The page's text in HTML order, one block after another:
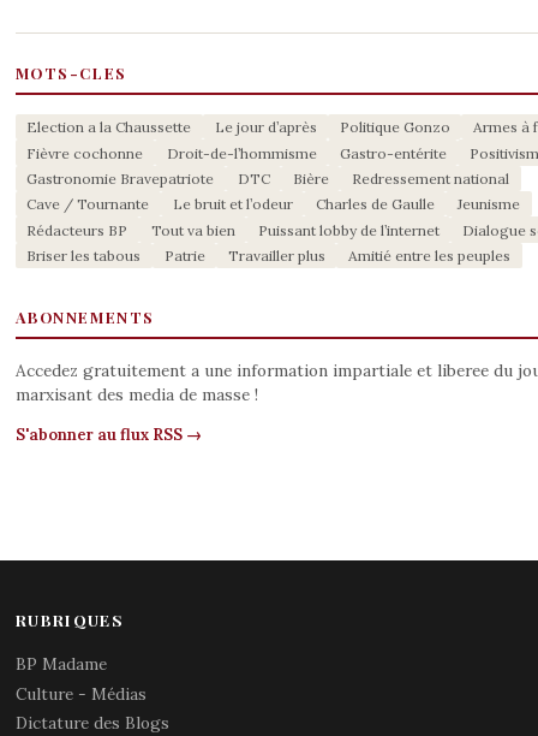
MOTS-CLES
Election a la Chaussette Le jour d’après Politique Gonzo
Armes à
Fièvre cochonne
Droit-de-l’hommisme Gastro-entérite
Gastronomie Bravepatriote
DTC Bière
Redressement national
Cave / Tournante
Le bruit et l’odeur Charles de Gaulle
Jeunisme
Rédacteurs BP
Tout va bien Puissant lobby de l’internet
Dialogue
Briser les tabous
Patrie Travailler plus Amitié entre les peuples
ABONNEMENTS
Accedez gratuitement a une information impartiale et liberee du
marxisant des media de masse !
S'abonner au flux RSS →
RUBRIQUES
BP Madame
Culture - Médias
Dictature des Blogs